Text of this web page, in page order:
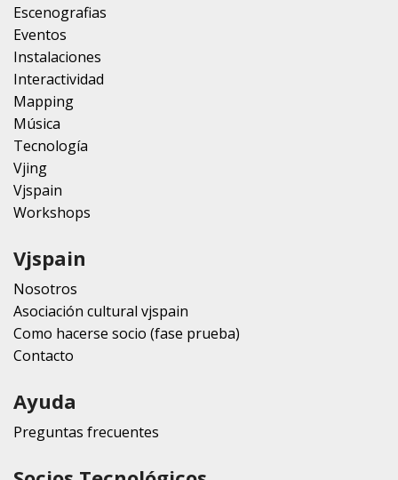
Escenografias
Eventos
Instalaciones
Interactividad
Mapping
Música
Tecnología
Vjing
Vjspain
Workshops
Vjspain
Nosotros
Asociación cultural vjspain
Como hacerse socio (fase prueba)
Contacto
Ayuda
Preguntas frecuentes